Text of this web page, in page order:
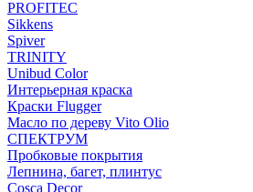
PROFITEC
Sikkens
Spiver
TRINITY
Unibud Color
Интерьерная краска
Краски Flugger
Масло по дереву Vito Olio
СПЕКТРУМ
Пробковые покрытия
Лепнина, багет, плинтус
Cosca Decor